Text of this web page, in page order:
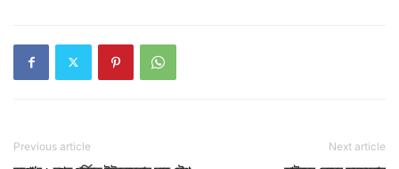
Previous article Next article